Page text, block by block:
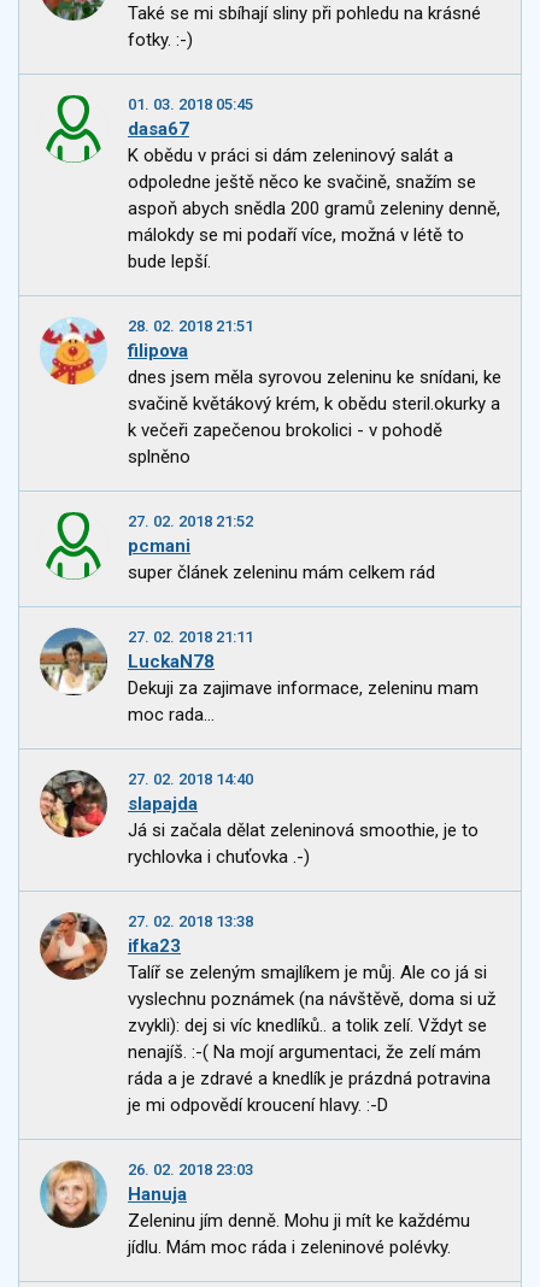
Také se mi sbíhají sliny při pohledu na krásné
fotky. :-)
01. 03. 2018 05:45
dasa67
K obědu v práci si dám zeleninový salát a
odpoledne ještě něco ke svačině, snažím se
aspoň abych snědla 200 gramů zeleniny denně,
málokdy se mi podaří více, možná v létě to
bude lepší.
28. 02. 2018 21:51
filipova
dnes jsem měla syrovou zeleninu ke snídani, ke
svačině květákový krém, k obědu steril.okurky a
k večeři zapečenou brokolici - v pohodě
splněno
27. 02. 2018 21:52
pcmani
super článek zeleninu mám celkem rád
27. 02. 2018 21:11
LuckaN78
Dekuji za zajimave informace, zeleninu mam
moc rada...
27. 02. 2018 14:40
slapajda
Já si začala dělat zeleninová smoothie, je to
rychlovka i chuťovka .-)
27. 02. 2018 13:38
ifka23
Talíř se zeleným smajlíkem je můj. Ale co já si
vyslechnu poznámek (na návštěvě, doma si už
zvykli): dej si víc knedlíků.. a tolik zelí. Vždyt se
nenajíš. :-( Na mojí argumentaci, že zelí mám
ráda a je zdravé a knedlík je prázdná potravina
je mi odpovědí kroucení hlavy. :-D
26. 02. 2018 23:03
Hanuja
Zeleninu jím denně. Mohu ji mít ke každému
jídlu. Mám moc ráda i zeleninové polévky.